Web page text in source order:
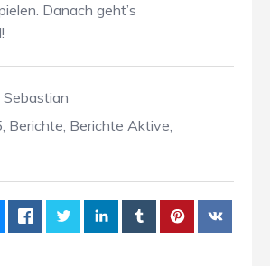
Danach geht’s
Sebastian
, Berichte, Berichte Aktive,